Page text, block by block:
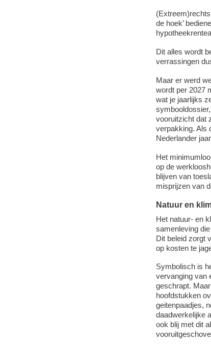
(Extreem)rechts
de hoek’
Dit alles wordt
verrassingen
Maar er werd
wordt per 2027
wat je jaarlijks
vooruitzicht dat
verpakking. Als
Nederlander
Het
op de
blijven van
misprijzen van
Natuur en
Het natuur- en
samenleving
Dit beleid zorgt
op kosten te
Symbolisch is
vervanging van
geschrapt.
hoofdstukken
geitenpaadjes,
daadwerkelijke
ook blij met dit